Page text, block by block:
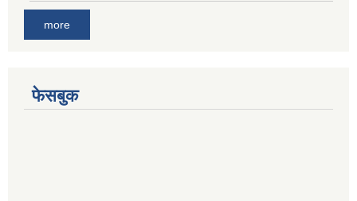
more
फेसबुक